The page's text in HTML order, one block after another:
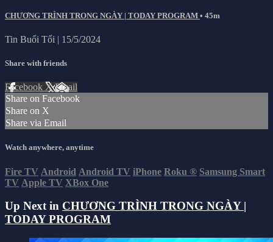
CHƯƠNG TRÌNH TRONG NGÀY | TODAY PROGRAM • 45m
Tin Buổi Tối | 15/5/2024
Share with friends
Facebook XEmail
Share on Facebook
Share on X
Share via Email
Watch anywhere, anytime
Fire TV Android Android TV iPhone Roku ® Samsung Smart
TV Apple TV XBox One
Up Next in CHƯƠNG TRÌNH TRONG NGÀY |
TODAY PROGRAM